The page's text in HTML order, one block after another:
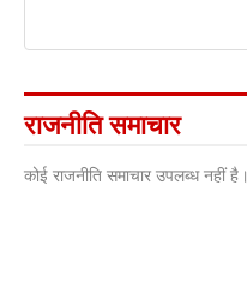
राजनीति समाचार
कोई राजनीति समाचार उपलब्ध नहीं है।